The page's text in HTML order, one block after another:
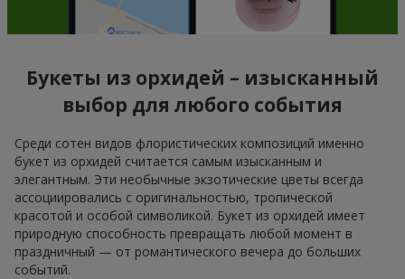
Букеты из орхидей – изысканный
выбор для любого события
Среди сотен видов флористических композиций именно
букет из орхидей считается самым изысканным и
элегантным. Эти необычные экзотические цветы всегда
ассоциировались с оригинальностью, тропической
красотой и особой символикой. Букет из орхидей имеет
природную способность превращать любой момент в
праздничный — от романтического вечера до больших
событий.